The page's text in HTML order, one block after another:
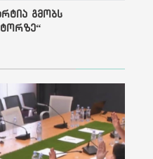
ჩემს ქვეყანას დაემართა.
ერთმა ჩვენგანმა
არ გააკეთა“, -
„ნოვაია გაზეტას“
ელენა
ფილმში.
გმობს